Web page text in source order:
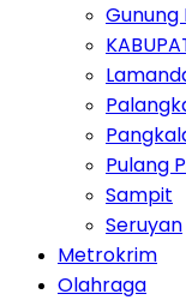
Gunung
Pulang
Sampit
Seruyan
Metrokrim
Olahraga